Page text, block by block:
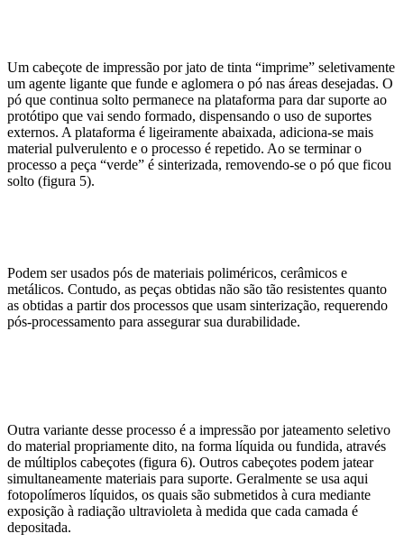
Um cabeçote de impressão por jato de tinta “imprime” seletivamente
um agente ligante que funde e aglomera o pó nas áreas desejadas. O
pó que continua solto permanece na plataforma para dar suporte ao
protótipo que vai sendo formado, dispensando o uso de suportes
externos. A plataforma é ligeiramente abaixada, adiciona-se mais
material pulverulento e o processo é repetido. Ao se terminar o
processo a peça “verde” é sinterizada, removendo-se o pó que ficou
solto (figura 5).
Podem ser usados pós de materiais poliméricos, cerâmicos e
metálicos. Contudo, as peças obtidas não são tão resistentes quanto
as obtidas a partir dos processos que usam sinterização, requerendo
pós-processamento para assegurar sua durabilidade.
Outra variante desse processo é a impressão por jateamento seletivo
do material propriamente dito, na forma líquida ou fundida, através
de múltiplos cabeçotes (figura 6). Outros cabeçotes podem jatear
simultaneamente materiais para suporte. Geralmente se usa aqui
fotopolímeros líquidos, os quais são submetidos à cura mediante
exposição à radiação ultravioleta à medida que cada camada é
depositada.